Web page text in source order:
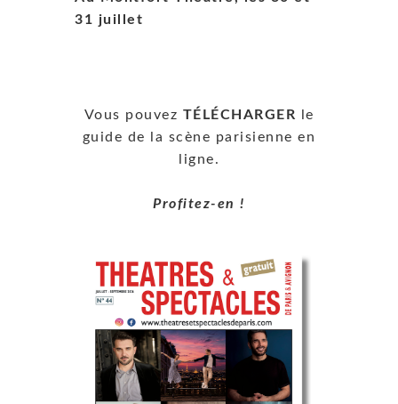
31 juillet
Vous pouvez TÉLÉCHARGER le
guide de la scène parisienne en
ligne.
Profitez-en !